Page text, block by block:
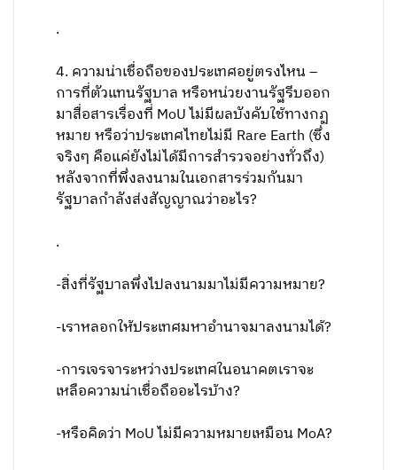
.
4. ความน่าเชื่อถือของประเทศอยู่ตรงไหน –
การที่ตัวแทนรัฐบาล หรือหน่วยงานรัฐรีบออก
มาสื่อสารเรื่องที่ MoU ไม่มีผลบังคับใช้ทางกฏ
หมาย หรือว่าประเทศไทยไม่มี Rare Earth (ซึ่ง
จริงๆ คือแค่ยังไม่ได้มีการสำรวจอย่างทั่วถึง)
หลังจากที่พึ่งลงนามในเอกสารร่วมกันมา
รัฐบาลกำลังส่งสัญญาณว่าอะไร?
.
-สิ่งที่รัฐบาลพึ่งไปลงนามมาไม่มีความหมาย?
-เราหลอกให้ประเทศมหาอำนาจมาลงนามได้?
-การเจรจาระหว่างประเทศในอนาคตเราจะ
เหลือความน่าเชื่อถืออะไรบ้าง?
-หรือคิดว่า MoU ไม่มีความหมายเหมือน MoA?